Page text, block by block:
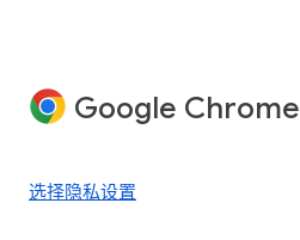
Google Chrome
选择隐私设置